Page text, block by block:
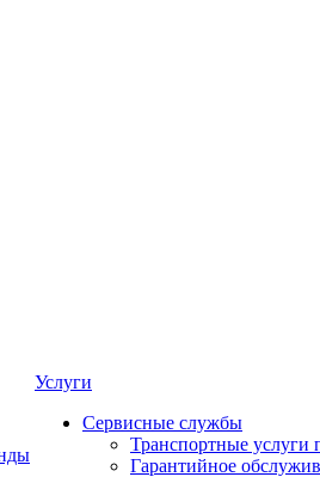
Услуги
Сервисные службы
Транспортные услуги
Гарантийное